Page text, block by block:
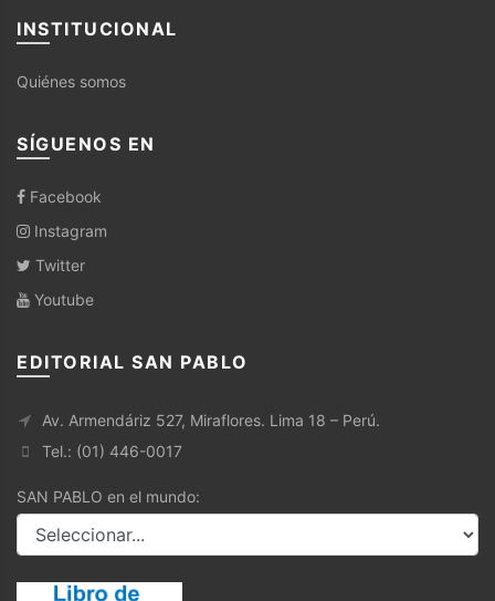
INSTITUCIONAL
Quiénes somos
SÍGUENOS EN
Facebook
Instagram
Twitter
Youtube
EDITORIAL SAN PABLO
Av. Armendáriz 527, Miraflores. Lima 18 – Perú.
Tel.: (01) 446-0017
SAN PABLO en el mundo: